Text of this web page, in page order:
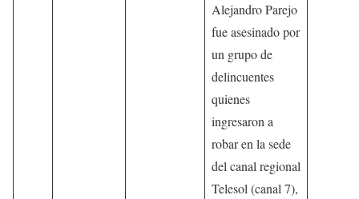
Alejandro Parejo
fue asesinado por
un grupo de
delincuentes
quienes
ingresaron a
robar en la sede
del canal regional
Telesol (canal 7),